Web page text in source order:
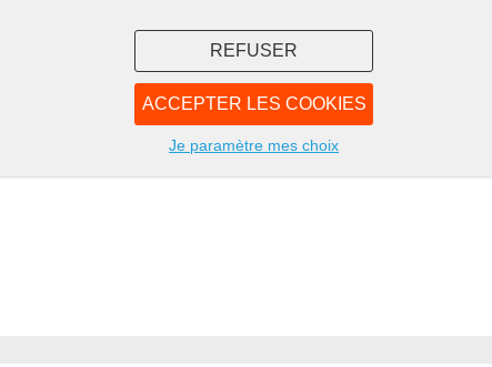
ACCEPTER LES COOKIES
REFUSER
Je paramètre mes choix
NOUS